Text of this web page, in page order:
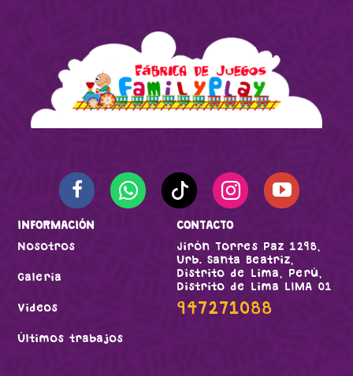
INFORMACIÓN
Nosotros
Galeria
Videos
Últimos trabajos
CONTACTO
Jirón Torres Paz 1298,
Urb. Santa Beatriz,
Distrito de Lima, Perú,
Distrito de Lima LIMA 01
947271088